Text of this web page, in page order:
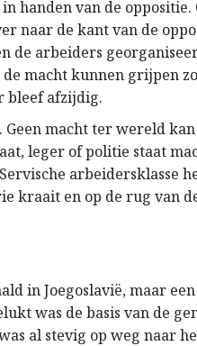
handen van de oppositie.
naar de kant van de
de arbeiders
macht kunnen grijpen
bleef afzijdig.
macht ter wereld kan
leger of politie staat
arbeidersklasse
kraait en op de rug van
in Joegoslavië, maar
was de basis van de
al stevig op weg naar